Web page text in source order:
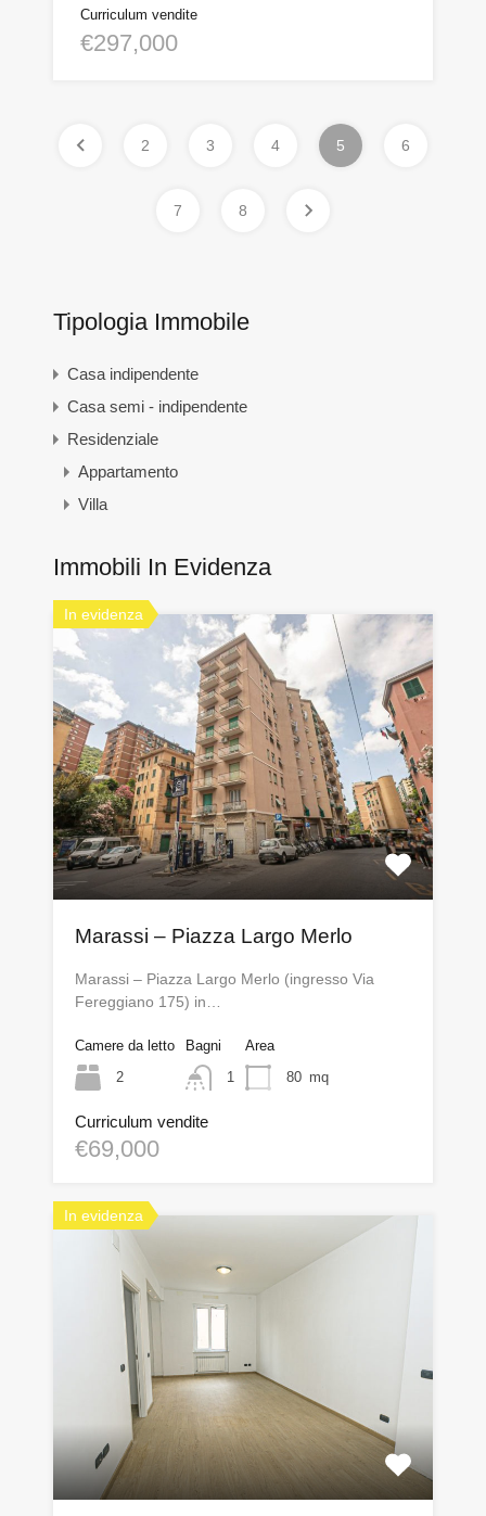
Curriculum vendite
€297,000
2 3 4 5 6
7 8
Tipologia Immobile
Casa indipendente
Casa semi - indipendente
Residenziale
Appartamento
Villa
Immobili In Evidenza
In evidenza
Marassi – Piazza Largo Merlo
Marassi – Piazza Largo Merlo (ingresso Via
Fereggiano 175) in…
Camere da letto
2
Bagni
1
Area
80 mq
Curriculum vendite
€69,000
In evidenza